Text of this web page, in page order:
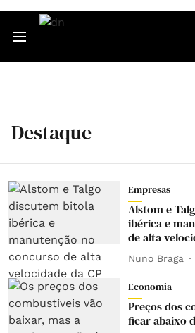
Destaque
Empresas
Alstom e
ibérica e
de alta
Nuno Braga
Economia
Preços dos
ficar abaixo